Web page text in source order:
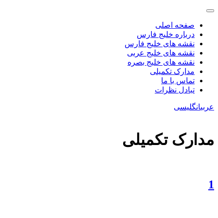
صفحه اصلی
درباره خلیج فارس
نقشه های خلیج فارس
نقشه های خلیج عربی
نقشه های خلیج بصره
مدارک تکمیلی
تماس با ما
تبادل نظرات
عربیانگلیسی
مدارک تکمیلی
1